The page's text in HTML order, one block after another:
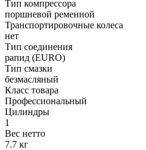
Тип компрессора
поршневой ременной
Транспортировочные колеса
нет
Тип соединения
рапид (EURO)
Тип смазки
безмасляный
Класс товара
Профессиональный
Цилиндры
1
Вес нетто
7.7 кг